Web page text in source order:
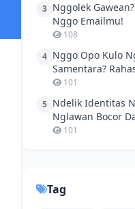
3 Nggolek
Nggo Emailmu!
108
4 Nggo Opo Kulo
Samentara?
Nang Jagad Maya
101
5 Ndelik Identitas
Nglawan Bocor
Sauntara Solusi
101
Tag